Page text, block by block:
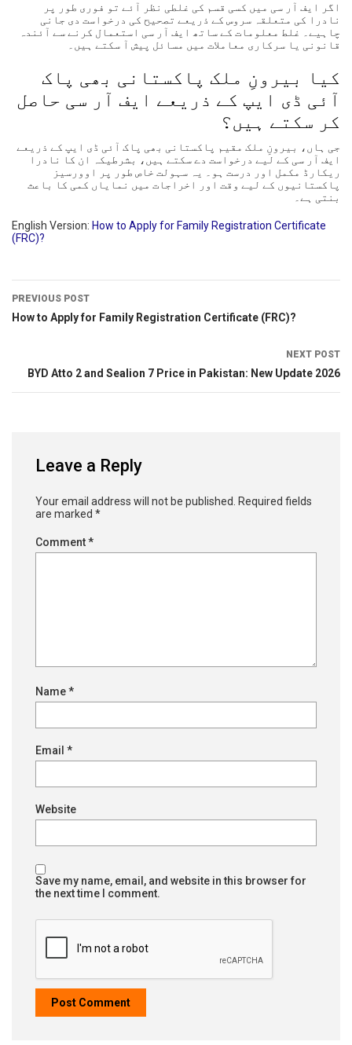
اگر ایف آر سی میں کسی قسم کی غلطی نظر آئے تو فوری طور پر
نادرا کی متعلقہ سروس کے ذریعے تصحیح کی درخواست دی جانی
چاہیے۔ غلط معلومات کے ساتھ ایف آر سی استعمال کرنے سے آئندہ
قانونی یا سرکاری معاملات میں مسائل پیش آ سکتے ہیں۔
کیا بیرونِ ملک پاکستانی بھی پاک
آئی ڈی ایپ کے ذریعے ایف آر سی حاصل
کر سکتے ہیں؟
جی ہاں، بیرونِ ملک مقیم پاکستانی بھی پاک آئی ڈی ایپ کے ذریعے
ایف آر سی کے لیے درخواست دے سکتے ہیں، بشرطیکہ ان کا نادرا
ریکارڈ مکمل اور درست ہو۔ یہ سہولت خاص طور پر اوورسیز
پاکستانیوں کے لیے وقت اور اخراجات میں نمایاں کمی کا باعث
بنتی ہے۔
English Version: How to Apply for Family Registration Certificate
(FRC)?
PREVIOUS POST
How to Apply for Family Registration Certificate (FRC)?
NEXT POST
BYD Atto 2 and Sealion 7 Price in Pakistan: New Update 2026
Leave a Reply
Your email address will not be published. Required fields
are marked *
Comment*
Name*
Email *
Website
Save my name, email, and website in this browser for
the next time I comment.